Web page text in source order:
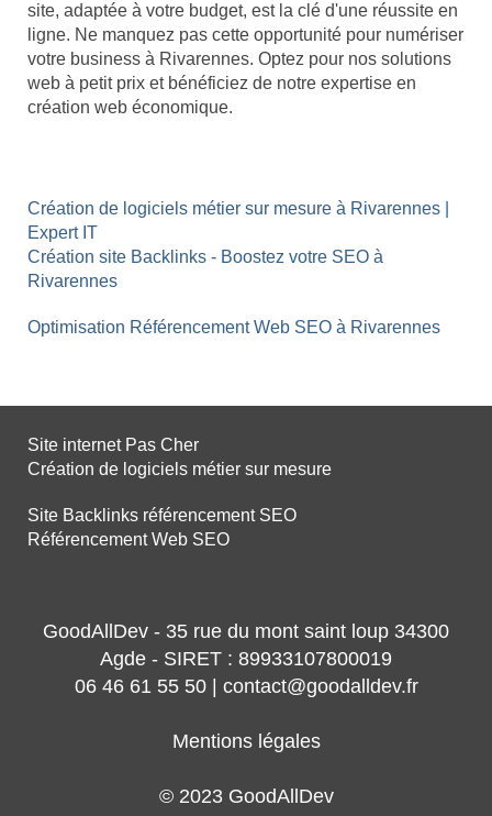
site, adaptée à votre budget, est la clé d'une réussite en
ligne. Ne manquez pas cette opportunité pour numériser
votre business à Rivarennes. Optez pour nos solutions
web à petit prix et bénéficiez de notre expertise en
création web économique.
Création de logiciels métier sur mesure à Rivarennes |
Expert IT
Création site Backlinks - Boostez votre SEO à
Rivarennes
Optimisation Référencement Web SEO à Rivarennes
Site internet Pas Cher
Création de logiciels métier sur mesure
Site Backlinks référencement SEO
Référencement Web SEO
GoodAllDev - 35 rue du mont saint loup 34300
Agde - SIRET : 89933107800019
06 46 61 55 50 | contact@goodalldev.fr
Mentions légales
© 2023 GoodAllDev